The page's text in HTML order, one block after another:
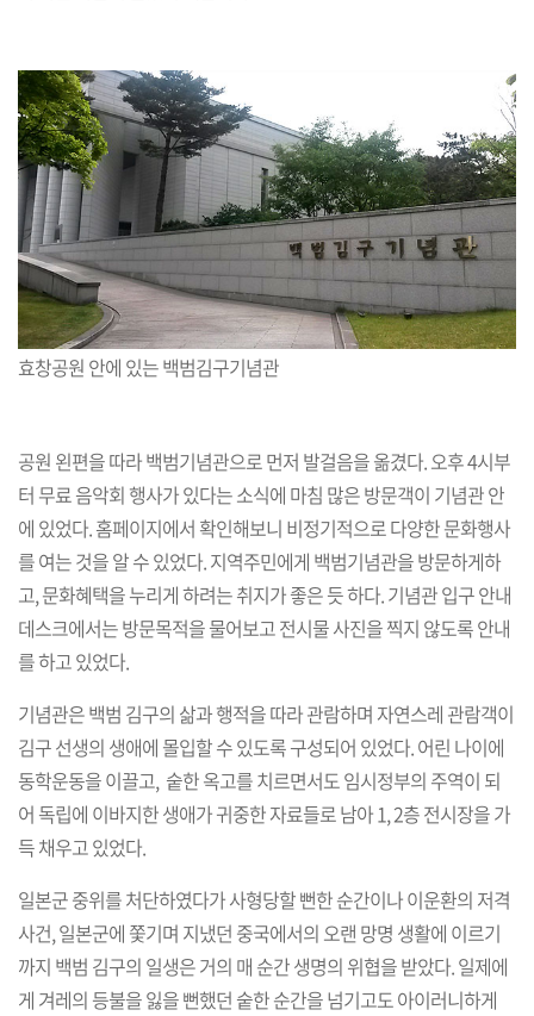
효창공원 안에 있는 백범김구기념관
공원 왼편을 따라 백범기념관으로 먼저 발걸음을 옮겼다. 오후 4시부
터 무료 음악회 행사가 있다는 소식에 마침 많은 방문객이 기념관 안
에 있었다. 홈페이지에서 확인해보니 비정기적으로 다양한 문화행사
를 여는 것을 알 수 있었다. 지역주민에게 백범기념관을 방문하게하
고, 문화혜택을 누리게 하려는 취지가 좋은 듯 하다. 기념관 입구 안내
데스크에서는 방문목적을 물어보고 전시물 사진을 찍지 않도록 안내
를 하고 있었다.
기념관은 백범 김구의 삶과 행적을 따라 관람하며 자연스레 관람객이
김구 선생의 생애에 몰입할 수 있도록 구성되어 있었다. 어린 나이에
동학운동을 이끌고, 숱한 옥고를 치르면서도 임시정부의 주역이 되
어 독립에 이바지한 생애가 귀중한 자료들로 남아 1, 2층 전시장을 가
득 채우고 있었다.
일본군 중위를 처단하였다가 사형당할 뻔한 순간이나 이운환의 저격
사건, 일본군에 쫓기며 지냈던 중국에서의 오랜 망명 생활에 이르기
까지 백범 김구의 일생은 거의 매 순간 생명의 위협을 받았다. 일제에
게 겨레의 등불을 잃을 뻔했던 숱한 순간을 넘기고도 아이러니하게